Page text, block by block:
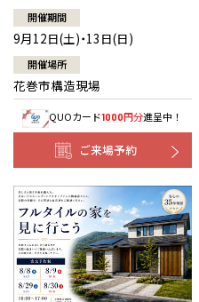
開催期間
9月12日(土)・13日(日)
開催場所
花巻市構造現場
QUOカード1000円分進呈中！
ご来場予約